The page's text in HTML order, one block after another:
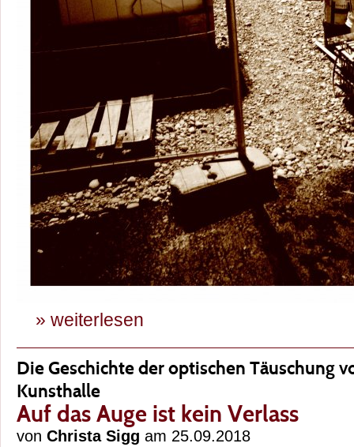
» weiterlesen
Die Geschichte der optischen Täuschung
Kunsthalle
Auf das Auge ist kein Verlass
von Christa Sigg am 25.09.2018